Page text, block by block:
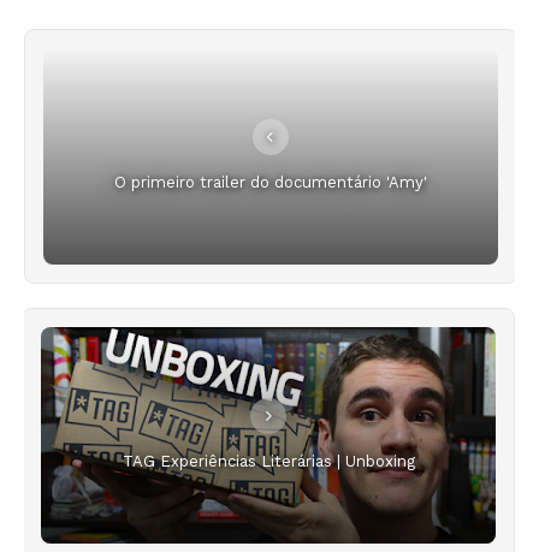
O primeiro trailer do documentário 'Amy'
TAG Experiências Literárias | Unboxing